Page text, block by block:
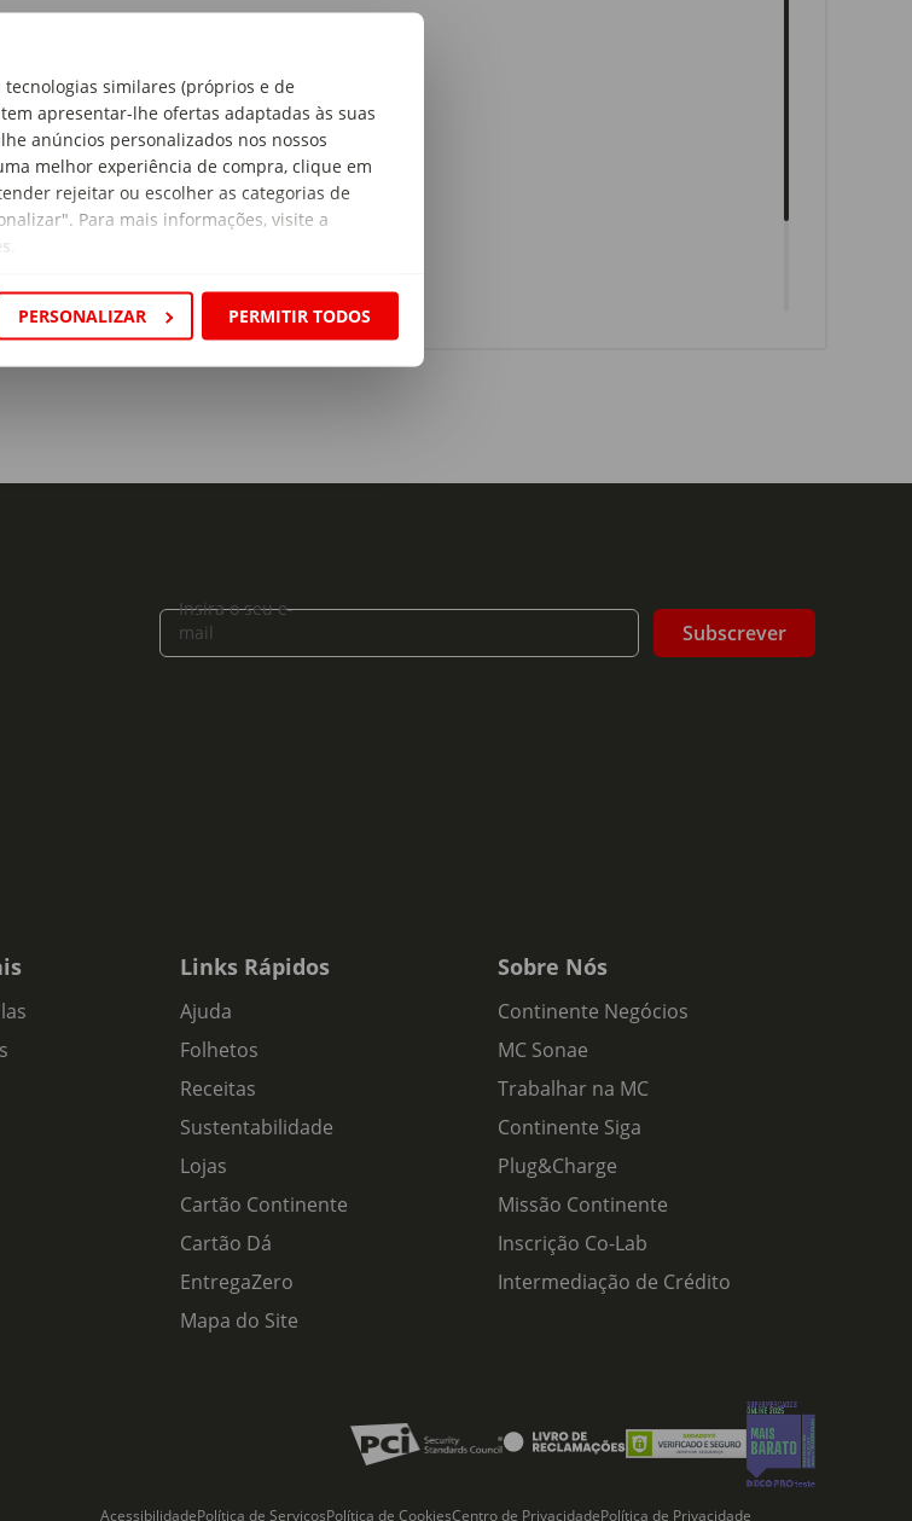
similares (próprios e de
apresentar-lhe ofertas adaptadas às suas
anúncios personalizados nos nossos
melhor experiência de compra, clique em
rejeitar ou escolher as categorias de
Para mais informações, visite a
PERSONALIZAR PERMITIR TODOS
e Ferro
Insira o seu e-
mail
Subscrever
Links Rápidos
Ajuda
Folhetos
Receitas
Sustentabilidade
Lojas
Cartão Continente
Cartão Dá
EntregaZero
Mapa do Site
Sobre Nós
Continente Negócios
MC Sonae
Trabalhar na MC
Continente Siga
Plug&Charge
Missão Continente
Inscrição Co-Lab
Intermediação de Crédito
AcessibilidadePolítica de ServiçosPolítica de CookiesCentro de PrivacidadePolítica de Privacidade